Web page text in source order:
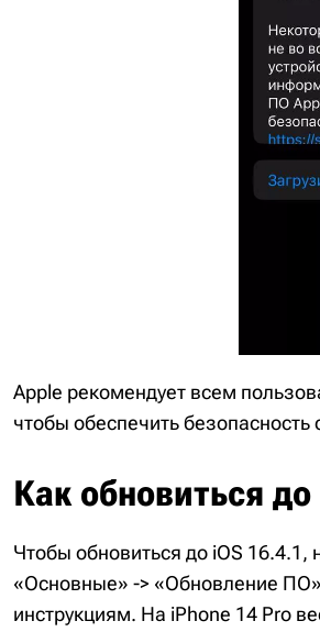
Apple рекомендует всем
чтобы обеспечить
Как обновиться
Чтобы обновиться до iOS
«Основные» -> «Обновление ПО»
инструкциям. На iPhone 14 Pro